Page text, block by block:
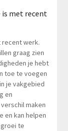
met recent
werk.
graag zien
je hebt
toe te voegen
je vakgebied
en
maken
en kan helpen
te